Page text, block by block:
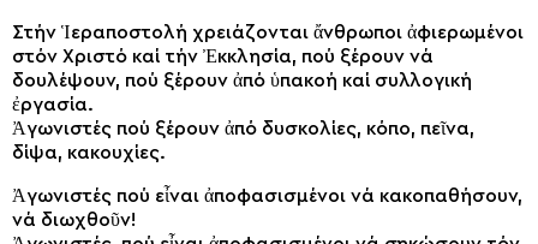
Στήν Ἱεραποστολή χρειάζονται ἄνθρωποι ἀφιερωμένοι
στόν Χριστό καί τήν Ἐκκλησία, πού ξέρουν νά
δουλέψουν, πού ξέρουν ἀπό ὑπακοή καί συλλογική
ἐργασία.
Ἀγωνιστές πού ξέρουν ἀπό δυσκολίες, κόπο, πεῖνα,
δίψα, κακουχίες.
Ἀγωνιστές πού εἶναι ἀποφασισμένοι νά κακοπαθήσουν,
νά διωχθοῦν!